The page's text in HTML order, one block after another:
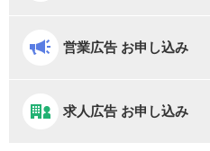
営業広告 お申し込み
求人広告 お申し込み